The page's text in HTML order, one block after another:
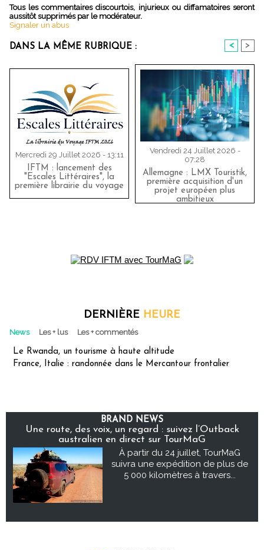
Tous les commentaires discourtois, injurieux ou diffamatoires seront
aussitôt supprimés par le modérateur.
Signaler un abus
DANS LA MÊME RUBRIQUE : < >
Mercredi 29 Juillet 2026 - 13:11
IFTM : lancement des
"Escales Littéraires", la
première librairie du voyage
Vendredi 24 Juillet 2026 -
07:28
Allemagne : LMX Touristik,
première acquisition d'un
projet européen plus
ambitieux
DERNIÈRE HEURE
News Les + lus Les + commentés
Le Rwanda, un tourisme à haute altitude
France, Italie : randonnée dans le Mercantour frontalier
BRAND NEWS
Une route, des voix, un regard : suivez l’Outback
australien en direct sur TourMaG
À partir du 24 juillet, TourMaG
suivra une expédition de plus de
5 000 kilomètres à travers...